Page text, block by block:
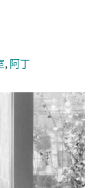
, 阿丁